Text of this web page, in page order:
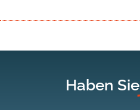
Haben Sie